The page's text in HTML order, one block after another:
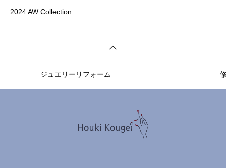
2024 AW Collection
ジュエリーリフォーム